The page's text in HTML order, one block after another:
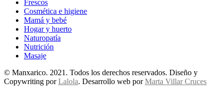
Frescos
Cosmética e higiene
Mamá y bebé
Hogar y huerto
Naturopatía
Nutrición
Masaje
© Manxarico. 2021. Todos los derechos reservados. Diseño y
Copywriting porLalola. Desarrollo web porMarta Villar Cruces